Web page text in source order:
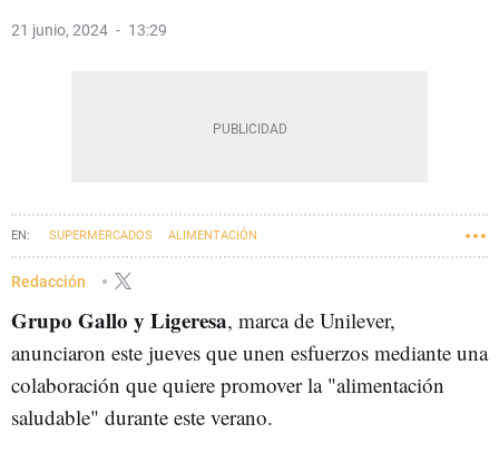
21 junio, 2024 13:29
SUPERMERCADOS ALIMENTACIÓN
Redacción
Grupo Gallo y Ligeresa, marca de Unilever,
anunciaron este jueves que unen esfuerzos mediante una
colaboración que quiere promover la "alimentación
saludable" durante este verano.